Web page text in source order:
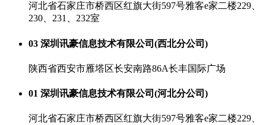
河北省石家庄市桥西区红旗大街597号雅客e家二楼229、
230、231、232室
03 深圳讯豪信息技术有限公司(西北分公司)
陕西省西安市雁塔区长安南路86A长丰国际广场
01 深圳讯豪信息技术有限公司(河北分公司)
河北省石家庄市桥西区红旗大街597号雅客e家二楼229、